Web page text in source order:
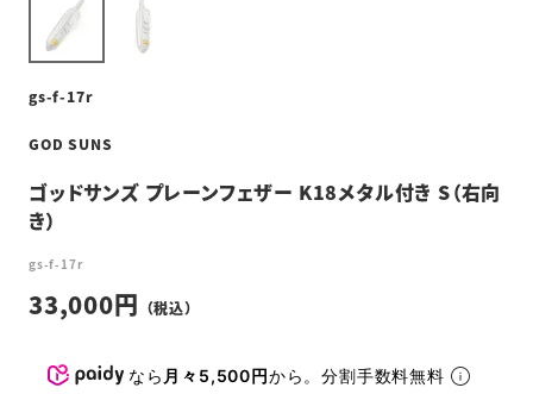
gs-f-17r
GOD SUNS
ゴッドサンズ プレーンフェザー K18メタル付き S（右向
き）
gs-f-17r
33,000
なら 月々5,500円から。分割手数料無料